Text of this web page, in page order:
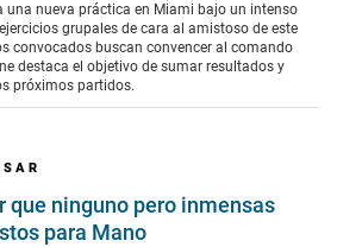
una nueva práctica en Miami bajo un intenso
grupales de cara al amistoso de este
convocados buscan convencer al comando
destaca el objetivo de sumar resultados y
próximos partidos.
que ninguno pero inmensas
para Mano